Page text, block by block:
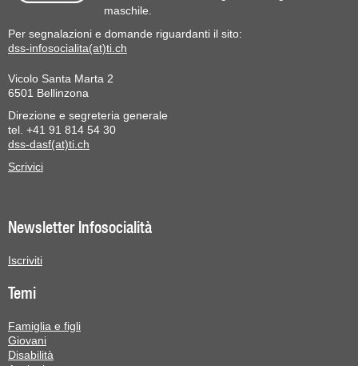
maschile.
Per segnalazioni e domande riguardanti il sito:
dss-infosocialita(at)ti.ch
Vicolo Santa Marta 2
6501 Bellinzona
Direzione e segreteria generale
tel. +41 91 814 54 30
dss-dasf(at)ti.ch
Scrivici
Newsletter Infosocialità
Iscriviti
Temi
Famiglia e figli
Giovani
Disabilità